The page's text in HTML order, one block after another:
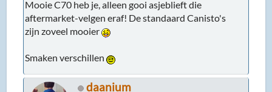
Mooie C70 heb je, alleen gooi asjeblieft die
aftermarket-velgen eraf! De standaard Canisto's
zijn zoveel mooier
Smaken verschillen
daanium